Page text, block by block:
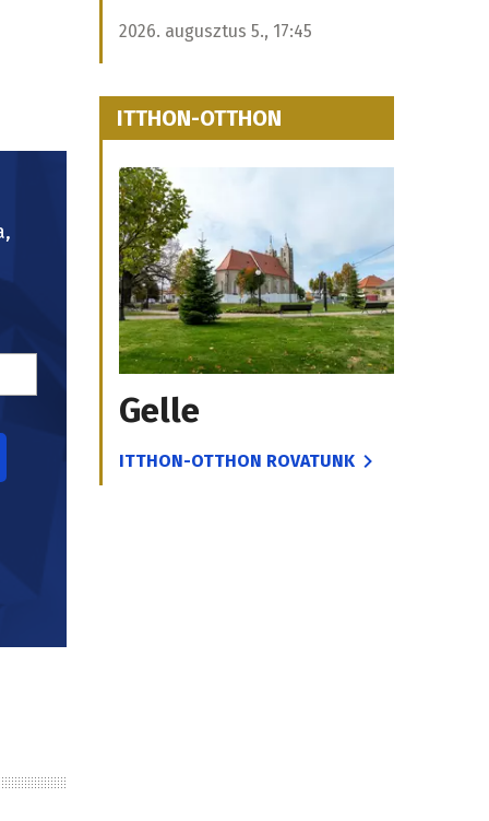
2026. augusztus 5., 17:45
ITTHON-OTTHON
Gelle
ITTHON-OTTHON ROVATUNK